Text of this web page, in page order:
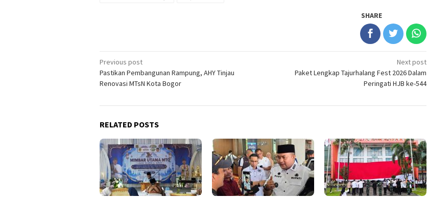
SHARE
Post
navigation
Previous post
Pastikan Pembangunan Rampung, AHY Tinjau
Renovasi MTsN Kota Bogor
Next post
Paket Lengkap Tajurhalang Fest 2026 Dalam
Peringati HJB ke-544
RELATED POSTS